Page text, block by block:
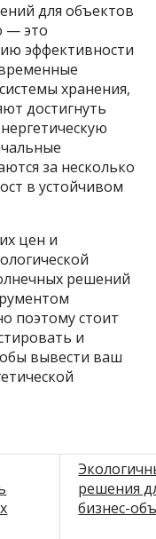
для объектов
— это
эффективности
хранения,
достигнуть
за несколько
в устойчивом
цен и
решений
поэтому стоит
и
вывести ваш
решения
бизнес-